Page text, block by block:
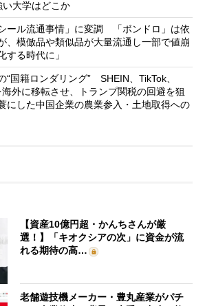
大学はどこか
ール流通事情」に変調 「ボンドロ」は依
、模倣品や類似品が大量流通し一部で値崩
る時代に」
“国籍ロンダリング” SHEIN、TikTok、
外に移転させ、トランプ関税の回避を狙
した中国企業の農業参入・土地取得への
【資産10億円超・かんちさんが厳
選！】「キオクシアの次」に資金が流
れる期待の高…
老舗遊技機メーカー・豊丸産業がパチ